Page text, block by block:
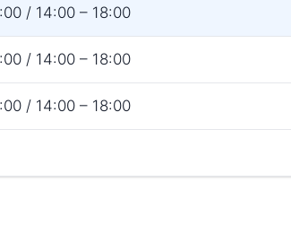
/ 14:00 – 18:00
/ 14:00 – 18:00
/ 14:00 – 18:00